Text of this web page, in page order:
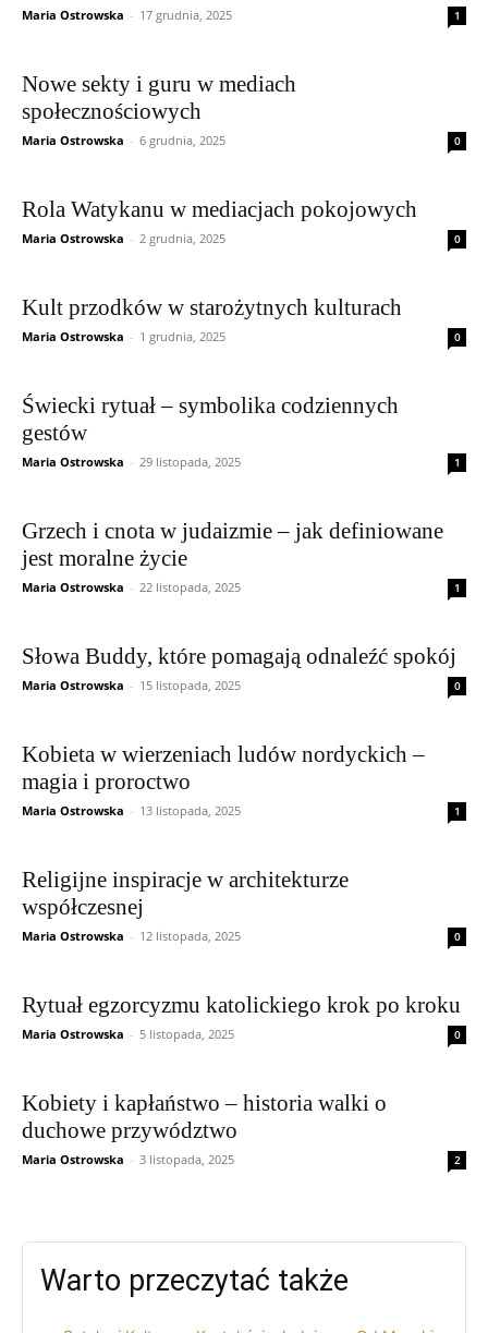
Maria Ostrowska - 17 grudnia, 2025 1
Nowe sekty i guru w mediach
społecznościowych
Maria Ostrowska - 6 grudnia, 2025 0
Rola Watykanu w mediacjach pokojowych
Maria Ostrowska - 2 grudnia, 2025 0
Kult przodków w starożytnych kulturach
Maria Ostrowska - 1 grudnia, 2025 0
Świecki rytuał – symbolika codziennych
gestów
Maria Ostrowska - 29 listopada, 2025 1
Grzech i cnota w judaizmie – jak definiowane
jest moralne życie
Maria Ostrowska - 22 listopada, 2025 1
Słowa Buddy, które pomagają odnaleźć spokój
Maria Ostrowska - 15 listopada, 2025 0
Kobieta w wierzeniach ludów nordyckich –
magia i proroctwo
Maria Ostrowska - 13 listopada, 2025 1
Religijne inspiracje w architekturze
współczesnej
Maria Ostrowska - 12 listopada, 2025 0
Rytuał egzorcyzmu katolickiego krok po kroku
Maria Ostrowska - 5 listopada, 2025 0
Kobiety i kapłaństwo – historia walki o
duchowe przywództwo
Maria Ostrowska - 3 listopada, 2025 2
Warto przeczytać także